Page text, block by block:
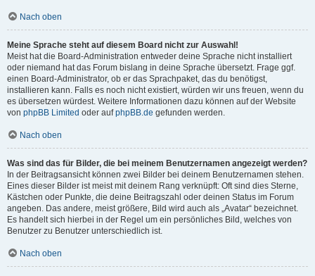
Nach oben
Meine Sprache steht auf diesem Board nicht zur Auswahl!
Meist hat die Board-Administration entweder deine Sprache nicht installiert
oder niemand hat das Forum bislang in deine Sprache übersetzt. Frage ggf.
einen Board-Administrator, ob er das Sprachpaket, das du benötigst,
installieren kann. Falls es noch nicht existiert, würden wir uns freuen, wenn du
es übersetzen würdest. Weitere Informationen dazu können auf der Website
von phpBB Limited oder aufphpBB.de gefunden werden.
Nach oben
Was sind das für Bilder, die bei meinem Benutzernamen angezeigt werden?
In der Beitragsansicht können zwei Bilder bei deinem Benutzernamen stehen.
Eines dieser Bilder ist meist mit deinem Rang verknüpft: Oft sind dies Sterne,
Kästchen oder Punkte, die deine Beitragszahl oder deinen Status im Forum
angeben. Das andere, meist größere, Bild wird auch als „Avatar“ bezeichnet.
Es handelt sich hierbei in der Regel um ein persönliches Bild, welches von
Benutzer zu Benutzer unterschiedlich ist.
Nach oben